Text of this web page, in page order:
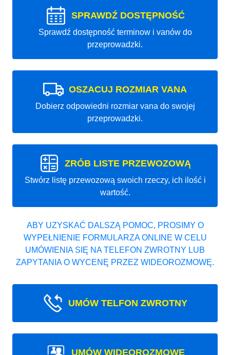
SPRAWDŹ DOSTĘPNOŚĆ
Sprawdź dostępność terminow i vanów do
przeprowadzki.
OSZACUJ ROZMIAR VANA
Dobierz odpowiedni rozmiar vana do swojej
przeprowadzki.
ZRÓB LISTE PRZEWOZOWĄ
Stwórz listę przewozową swoich rzeczy, ich ilość i
wartość.
ABY UZYSKAĆ DALSZĄ POMOC, PROSIMY O
WYPEŁNIENIE FORMULARZA ONLINE W CELU
UMÓWIENIA SIĘ NA TELEFON ZWROTNY LUB
ZAPYTANIA O WYCENĘ PRZEZ WIDEOROZMOWĘ.
UMÓW TELFON ZWROTNY
UMÓW WIDEOROZMOWE